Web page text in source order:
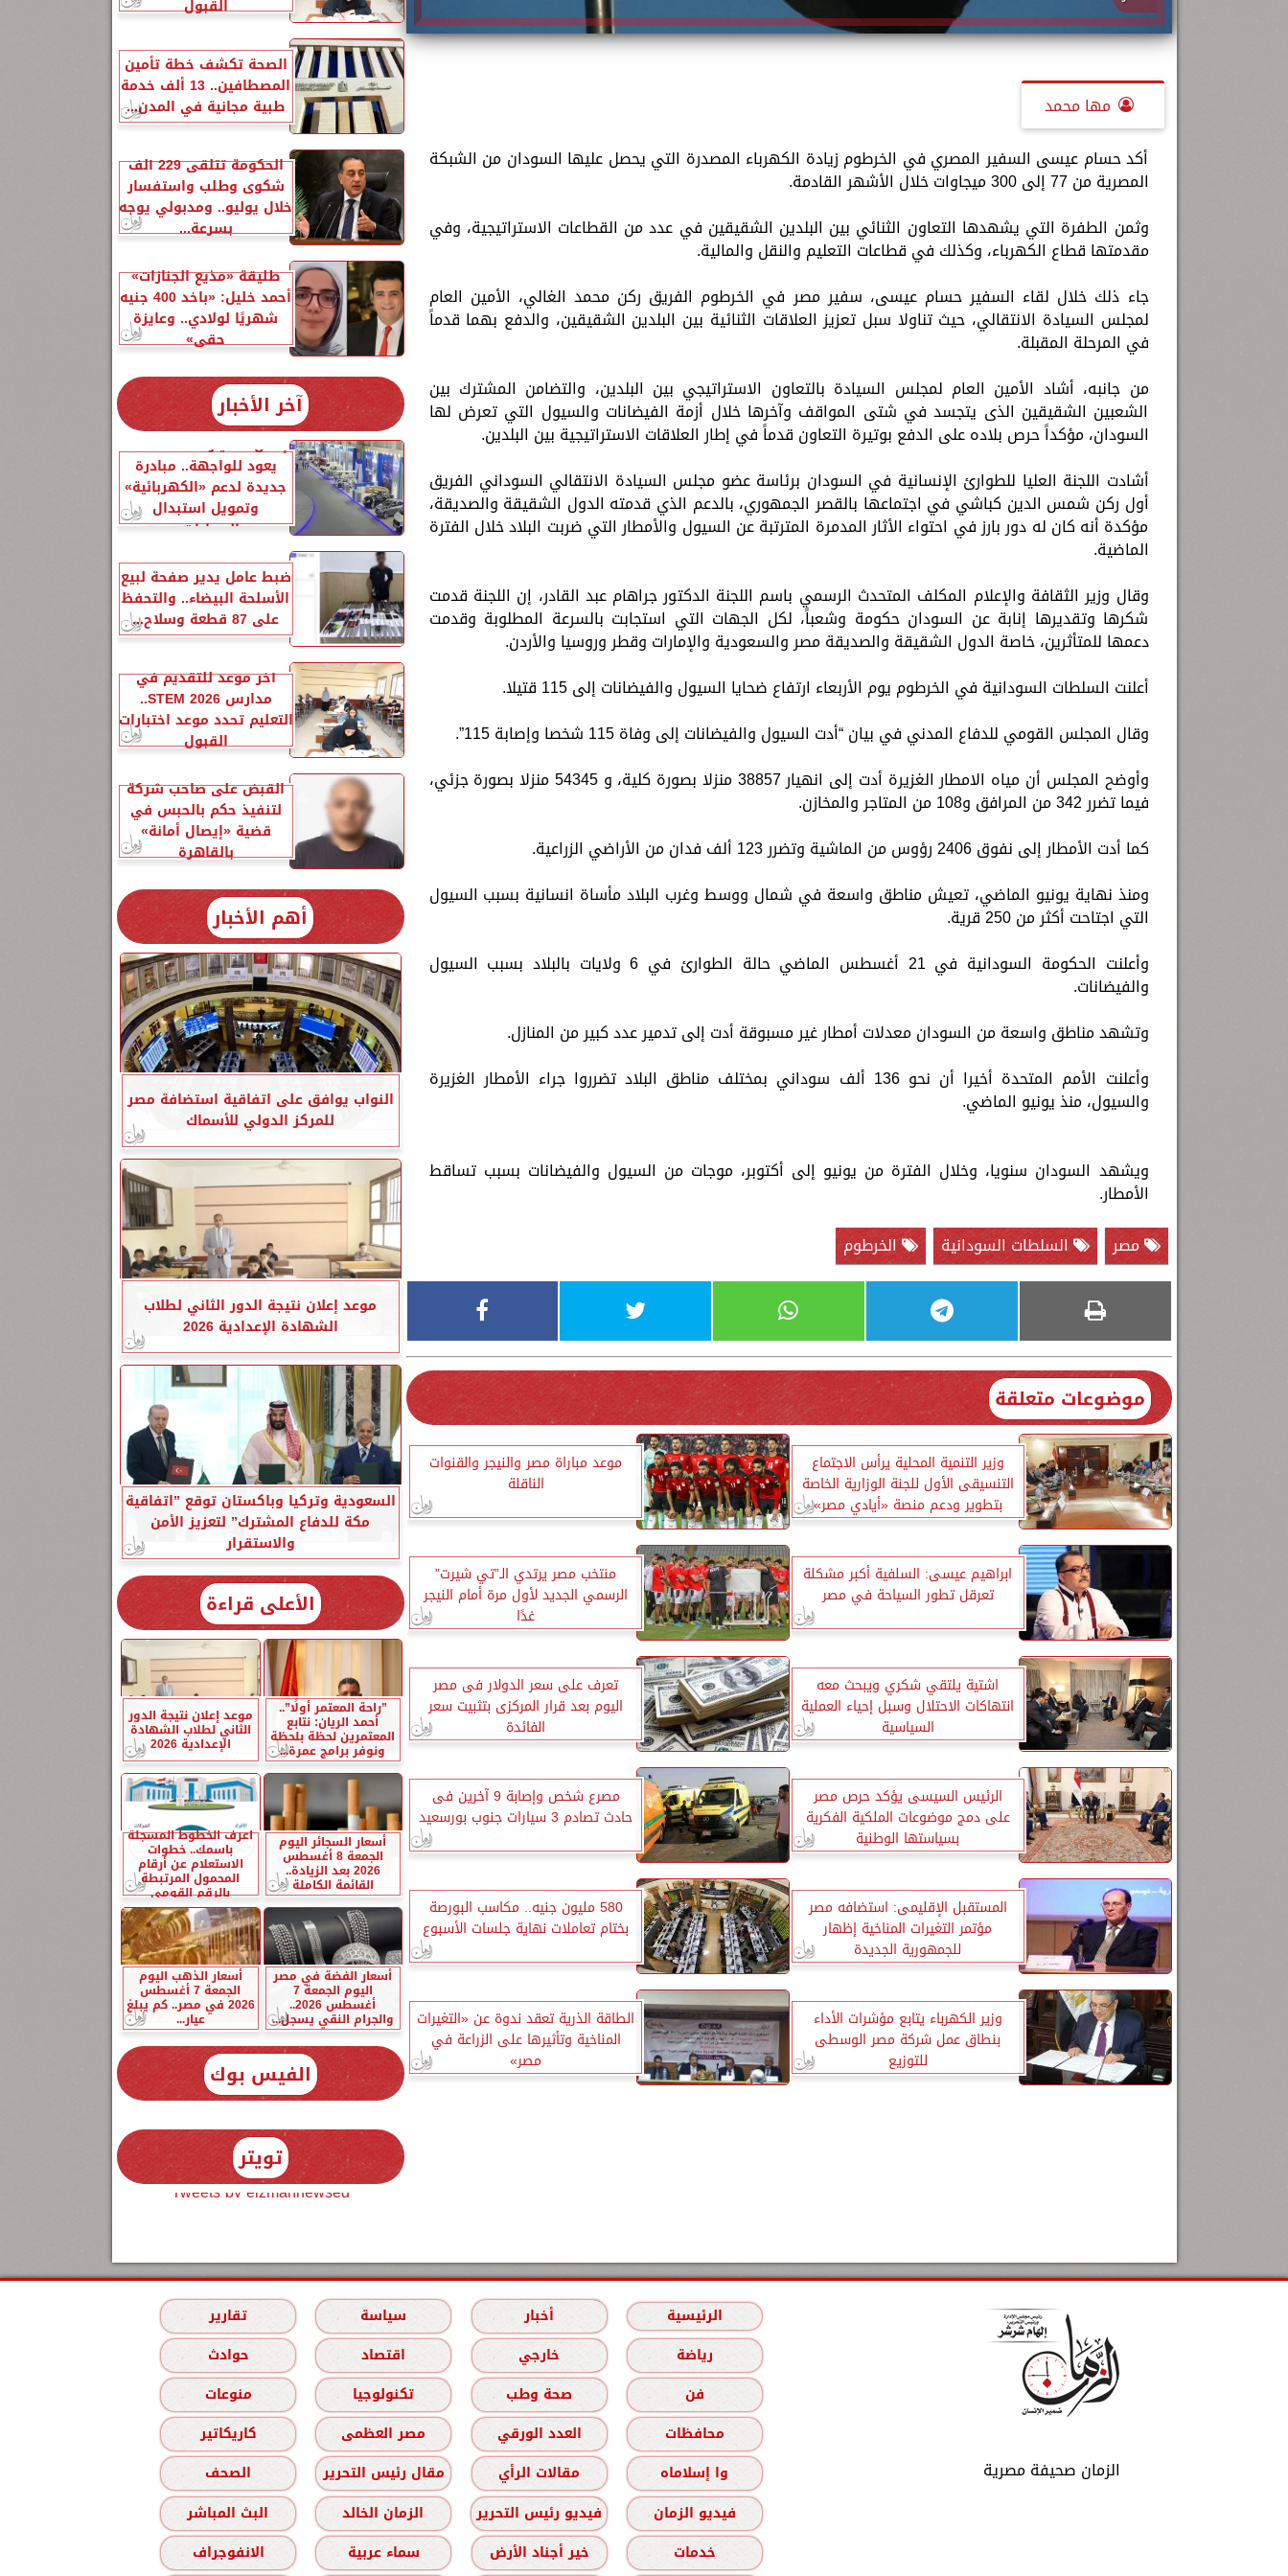
مها محمد
أكد حسام عيسى السفير المصري في الخرطوم زيادة الكهرباء المصدرة التي يحصل عليها السودان من الشبكة
المصرية من 77 إلى 300 ميجاوات خلال الأشهر القادمة.
وثمن الطفرة التي يشهدها التعاون الثنائي بين البلدين الشقيقين في عدد من القطاعات الاستراتيجية، وفي
مقدمتها قطاع الكهرباء، وكذلك في قطاعات التعليم والنقل والمالية.
جاء ذلك خلال لقاء السفير حسام عيسى، سفير مصر في الخرطوم الفريق ركن محمد الغالي، الأمين العام
لمجلس السيادة الانتقالي، حيث تناولا سبل تعزيز العلاقات الثنائية بين البلدين الشقيقين، والدفع بهما قدماً
في المرحلة المقبلة.
من جانبه، أشاد الأمين العام لمجلس السيادة بالتعاون الاستراتيجي بين البلدين، والتضامن المشترك بين
الشعبين الشقيقين الذى يتجسد في شتى المواقف وآخرها خلال أزمة الفيضانات والسيول التي تعرض لها
السودان، مؤكداً حرص بلاده على الدفع بوتيرة التعاون قدماً في إطار العلاقات الاستراتيجية بين البلدين.
أشادت اللجنة العليا للطوارئ الإنسانية في السودان برئاسة عضو مجلس السيادة الانتقالي السوداني الفريق
أول ركن شمس الدين كباشي في اجتماعها بالقصر الجمهوري، بالدعم الذي قدمته الدول الشقيقة والصديقة،
مؤكدة أنه كان له دور بارز في احتواء الأثار المدمرة المترتبة عن السيول والأمطار التي ضربت البلاد خلال الفترة
الماضية.
وقال وزير الثقافة والإعلام المكلف المتحدث الرسمي باسم اللجنة الدكتور جراهام عبد القادر، إن اللجنة قدمت
شكرها وتقديرها إنابة عن السودان حكومة وشعباً، لكل الجهات التي استجابت بالسرعة المطلوبة وقدمت
دعمها للمتأثرين، خاصة الدول الشقيقة والصديقة مصر والسعودية والإمارات وقطر وروسيا والأردن.
أعلنت السلطات السودانية في الخرطوم يوم الأربعاء ارتفاع ضحايا السيول والفيضانات إلى 115 قتيلا.
وقال المجلس القومي للدفاع المدني في بيان “أدت السيول والفيضانات إلى وفاة 115 شخصا وإصابة 115”.
وأوضح المجلس أن مياه الامطار الغزيرة أدت إلى انهيار 38857 منزلا بصورة كلية، و 54345 منزلا بصورة جزئي،
فيما تضرر 342 من المرافق و108 من المتاجر والمخازن.
كما أدت الأمطار إلى نفوق 2406 رؤوس من الماشية وتضرر 123 ألف فدان من الأراضي الزراعية.
ومنذ نهاية يونيو الماضي، تعيش مناطق واسعة في شمال ووسط وغرب البلاد مأساة انسانية بسبب السيول
التي اجتاحت أكثر من 250 قرية.
وأعلنت الحكومة السودانية في 21 أغسطس الماضي حالة الطوارئ في 6 ولايات بالبلاد بسبب السيول
والفيضانات.
وتشهد مناطق واسعة من السودان معدلات أمطار غير مسبوقة أدت إلى تدمير عدد كبير من المنازل.
وأعلنت الأمم المتحدة أخيرا أن نحو 136 ألف سوداني بمختلف مناطق البلاد تضرروا جراء الأمطار الغزيرة
والسيول، منذ يونيو الماضي.
ويشهد السودان سنويا، وخلال الفترة من يونيو إلى أكتوبر، موجات من السيول والفيضانات بسبب تساقط
الأمطار.
مصر
السلطات السودانية الخرطوم
موضوعات متعلقة
وزير التنمية المحلية يرأس الاجتماع
التنسيقى الأول للجنة الوزارية الخاصة
بتطوير ودعم منصة «أيادي مصر»
موعد مباراة مصر والنيجر والقنوات
الناقلة
ابراهيم عيسى: السلفية أكبر مشكلة
تعرقل تطور السياحة في مصر
منتخب مصر يرتدي الـ”تي شيرت”
الرسمي الجديد لأول مرة أمام النيجر
غدًا
اشتية يلتقي شكري ويبحث معه
انتهاكات الاحتلال وسبل إحياء العملية
السياسية
تعرف على سعر الدولار فى مصر
اليوم بعد قرار المركزى بتثبيت سعر
الفائدة
الرئيس السيسى يؤكد حرص مصر
على دمج موضوعات الملكية الفكرية
بسياستها الوطنية
مصرع شخص وإصابة 9 آخرين فى
حادث تصادم 3 سيارات جنوب بورسعيد
المستقبل الإقليمى: استضافه مصر
مؤتمر التغيرات المناخية إظهار
للجمهورية الجديدة
580 مليون جنيه.. مكاسب البورصة
بختام تعاملات نهاية جلسات الأسبوع
وزير الكهرباء يتابع مؤشرات الأداء
بنطاق عمل شركة مصر الوسطى
للتوزيع
الطاقة الذرية تعقد ندوة عن «التغيرات
المناخية وتأثيرها على الزراعة في
مصر»
القبول
الصحة تكشف خطة تأمين
المصطافين.. 13 ألف خدمة
طبية مجانية في المدن...
الحكومة تتلقى 229 ألف
شكوى وطلب واستفسار
خلال يوليو.. ومدبولي يوجه
بسرعة...
طليقة «مذيع الجنازات»
أحمد خليل: «باخد 400 جنيه
شهريًا لولادي.. وعايزة
حقي»
آخر الأخبار
إحلال السيارات المتهالكة
يعود للواجهة.. مبادرة
جديدة لدعم «الكهربائية»
وتمويل استبدال
السيارات...
ضبط عامل يدير صفحة لبيع
الأسلحة البيضاء.. والتحفظ
على 87 قطعة وسلاح...
آخر موعد للتقديم في
مدارس STEM 2026..
التعليم تحدد موعد اختبارات
القبول
القبض على صاحب شركة
لتنفيذ حكم بالحبس في
قضية «إيصال أمانة»
بالقاهرة
أهم الأخبار
النواب يوافق على اتفاقية استضافة مصر
للمركز الدولي للأسماك
موعد إعلان نتيجة الدور الثاني لطلاب
الشهادة الإعدادية 2026
السعودية وتركيا وباكستان توقع ”اتفاقية
مكة للدفاع المشترك” لتعزيز الأمن
والاستقرار
الأعلى قراءة
”راحة المعتمر أولًا”..
أحمد الريان: نتابع
المعتمرين لحظة بلحظة
ونوفر برامج عمرة...
موعد إعلان نتيجة الدور
الثاني لطلاب الشهادة
الإعدادية 2026
أسعار السجائر اليوم
الجمعة 8 أغسطس
2026 بعد الزيادة..
القائمة الكاملة
اعرف الخطوط المسجلة
باسمك.. خطوات
الاستعلام عن أرقام
المحمول المرتبطة
بالرقم القومي
أسعار الفضة في مصر
اليوم الجمعة 7
أغسطس 2026..
والجرام النقي يسجل...
أسعار الذهب اليوم
الجمعة 7 أغسطس
2026 في مصر.. كم يبلغ
عيار...
الفيس بوك
تويتر
Tweets by elzmannewseg
الزمان صحيفة مصرية
الرئيسية أخبار سياسة
تقارير
رياضة
خارجي اقتصاد
حوادث
فن
صحة وطب تكنولوجيا
منوعات
محافظات
العدد الورقي مصر العظمى
كاريكاتير
وا إسلاماه
مقالات الرأي مقال رئيس التحرير
الصحف
فيديو الزمان
فيديو رئيس التحرير الزمان الخالد
البث المباشر
خدمات
خير أجناد الأرض سماء عربية الانفوجراف